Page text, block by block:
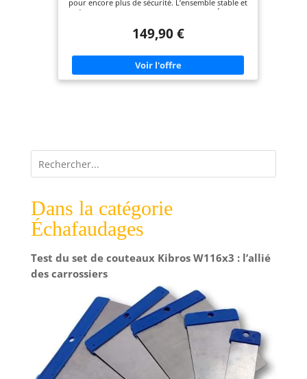
pour encore plus de sécurité. L’ensemble stable et
léger avec la charge admissible : 150 kg Échelle
plateforme : 0,34 x 1,14 m, hauteur du sol à la
plateforme: 2,97 m Rangement peu encombrant :
l’échafaudage à plier et à replier rapidement et
facilement pour une économie de l'espace et une
meilleure sécurité sur votre lieu de travail Article
rénovation Hauteur de l'échelle: 1,61 m hauteur
de travail: 2,97 m
149,90 €
Dans la catégorie
Échafaudages
Test du set de couteaux Kibros W116x3 : l’allié
des carrossiers